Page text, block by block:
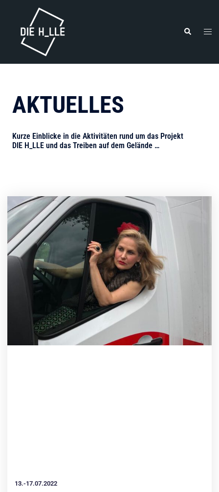
AKTUELLES
Kurze Einblicke in die Aktivitäten rund um das Projekt
DIE H_LLE und das Treiben auf dem Gelände …
13.-17.07.2022